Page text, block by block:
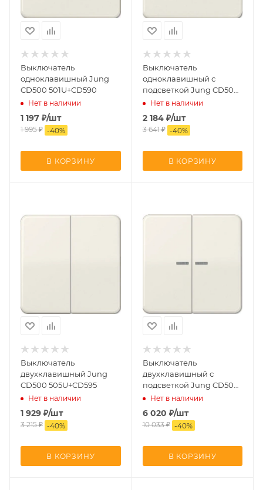
Выключатель
одноклавишный Jung
CD500 501U+CD590
Нет в наличии
1 197 ₽/шт
1 995₽ -40%
В КОРЗИНУ
Выключатель
одноклавишный с
подсветкой Jung CD500
501U+90+CD590KO5
Нет в наличии
2 184₽/шт
3 641₽ -40%
В КОРЗИНУ
Выключатель
двухклавишный Jung
CD500 505U+CD595
Нет в наличии
1 929 ₽/шт
3 215₽ -40%
В КОРЗИНУ
Выключатель
двухклавишный с
подсветкой Jung CD500
505U5+CD595KO5
Нет в наличии
6 020 ₽/шт
10 033₽ -40%
В КОРЗИНУ